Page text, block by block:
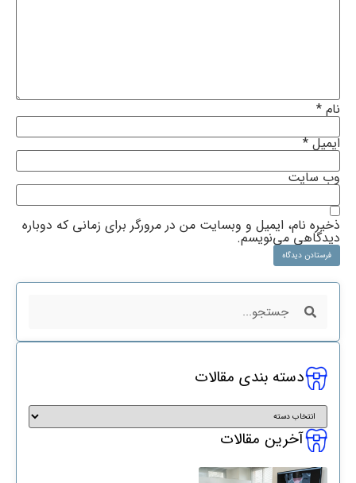
نام *
ایمیل*
وب‌ سایت
ذخیره نام، ایمیل و وبسایت من در مرورگر برای زمانی که دوباره
دیدگاهی می‌نویسم.
دسته بندی مقالات
آخرین مقالات